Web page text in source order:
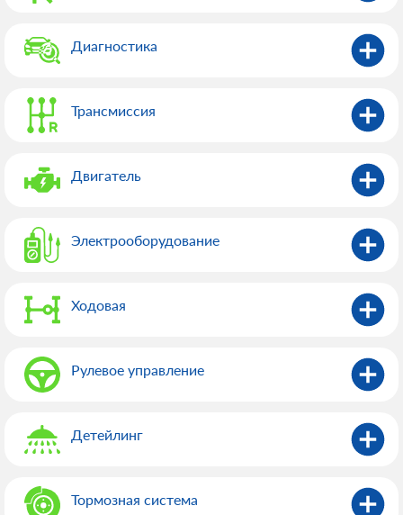
Диагностика
Трансмиссия
Двигатель
Электрооборудованиe
Ходовая
Рулевое управление
Детейлинг
Тормозная система